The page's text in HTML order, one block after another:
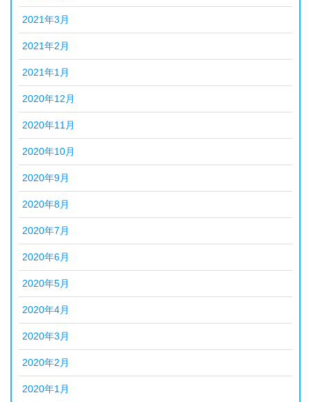
2021年3月
2021年2月
2021年1月
2020年12月
2020年11月
2020年10月
2020年9月
2020年8月
2020年7月
2020年6月
2020年5月
2020年4月
2020年3月
2020年2月
2020年1月